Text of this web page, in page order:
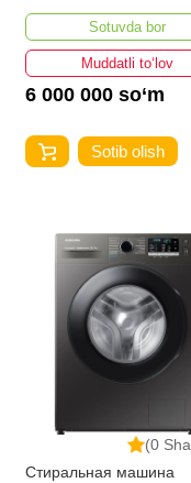
WW80AGAS26AXLD 8-
Sotuvda bor
Muddatli to‘lov
6 000 000 so‘m
Sotib olish
(0
Стиральная машина